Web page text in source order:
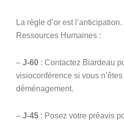
La règle d’or est
Ressources Humaines :
– J-60 : Contactez Biardeau
visioconférence si vous
déménagement.
– J-45 : Posez votre préavis